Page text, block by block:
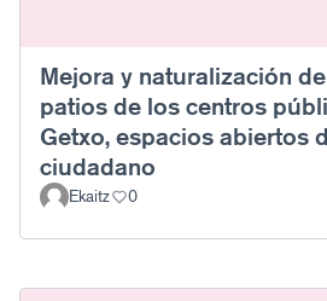
Mejora y naturalización
patios de los centros
Getxo, espacios abiertos
ciudadano
Ekaitz 0